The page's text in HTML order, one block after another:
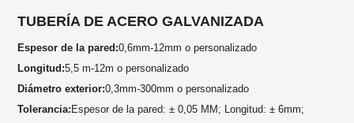
TUBERÍA DE ACERO GALVANIZADA
Espesor de la pared:0,6mm-12mm o personalizado
Longitud:5,5 m-12m o personalizado
Diámetro exterior:0,3mm-300mm o personalizado
Tolerancia: Espesor de la pared: ± 0,05 MM; Longitud: ± 6mm;